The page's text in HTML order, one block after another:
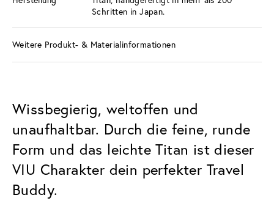
Schritten in Japan.
Weitere Produkt- & Materialinformationen
Wissbegierig, weltoffen und
unaufhaltbar. Durch die feine, runde
Form und das leichte Titan ist dieser
VIU Charakter dein perfekter Travel
Buddy.